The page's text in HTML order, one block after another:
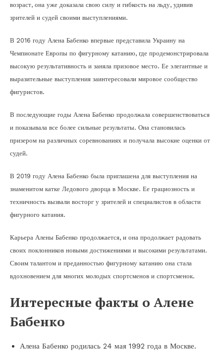
возраст, она уже доказала свою силу и гибкость на льду, удивив
зрителей и судей своими выступлениями.
В 2016 году Алена Бабенко впервые представила Украину на
Чемпионате Европы по фигурному катанию, где продемонстрировала
высокую результативность и заняла призовое место. Ее элегантные и
выразительные выступления заинтересовали мировое сообщество
фигуристов.
В последующие годы Алена Бабенко продолжала совершенствоваться
и показывала все более сильные результаты. Она становилась
призером на различных соревнованиях и получала высокие оценки от
судей.
В 2019 году Алена Бабенко была приглашена для выступления на
знаменитом катке Ледового дворца в Москве. Ее грациозность и
техничность вызвали восторг у зрителей и специалистов в области
фигурного катания.
Карьера Алены Бабенко продолжается, и она продолжает радовать
своих поклонников новыми достижениями и высокими результатами.
Своим талантом и преданностью фигурному катанию она стала
вдохновением для многих молодых спортсменов и спортсменок.
Интересные факты о Алене
Бабенко
Алена Бабенко родилась 24 мая 1992 года в Москве.